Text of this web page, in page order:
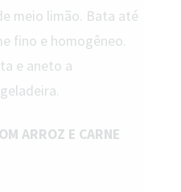
meio limão. Bata até
fino e homogêneo.
e aneto a
ARROZ E CARNE